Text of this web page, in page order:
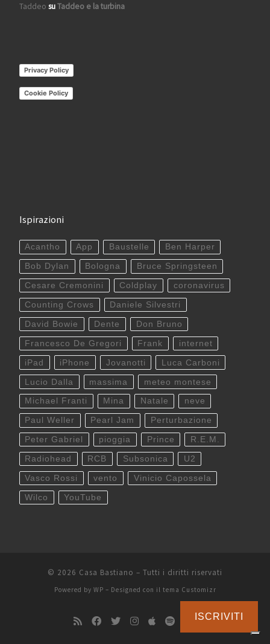
Taddeo suTaddeo e la turbina
Privacy Policy
Cookie Policy
Ispirazioni
Acantho App Baustelle Ben Harper
Bob Dylan Bologna Bruce Springsteen
Cesare Cremonini Coldplay coronavirus
Counting Crows Daniele Silvestri
David Bowie Dente Don Bruno
Francesco De Gregori Frank internet
iPad iPhone Jovanotti Luca Carboni
Lucio Dalla massima meteo montese
Michael Franti Mina Natale neve
Paul Weller Pearl Jam Perturbazione
Peter Gabriel pioggia Prince R.E.M.
Radiohead RCB Subsonica U2
Vasco Rossi vento Vinicio Capossela
Wilco YouTube
© 2026 Casa Bastiano – Tutti i diritti riservati
Powered by WP – Designed con il tema Customizr
ISCRIVITI